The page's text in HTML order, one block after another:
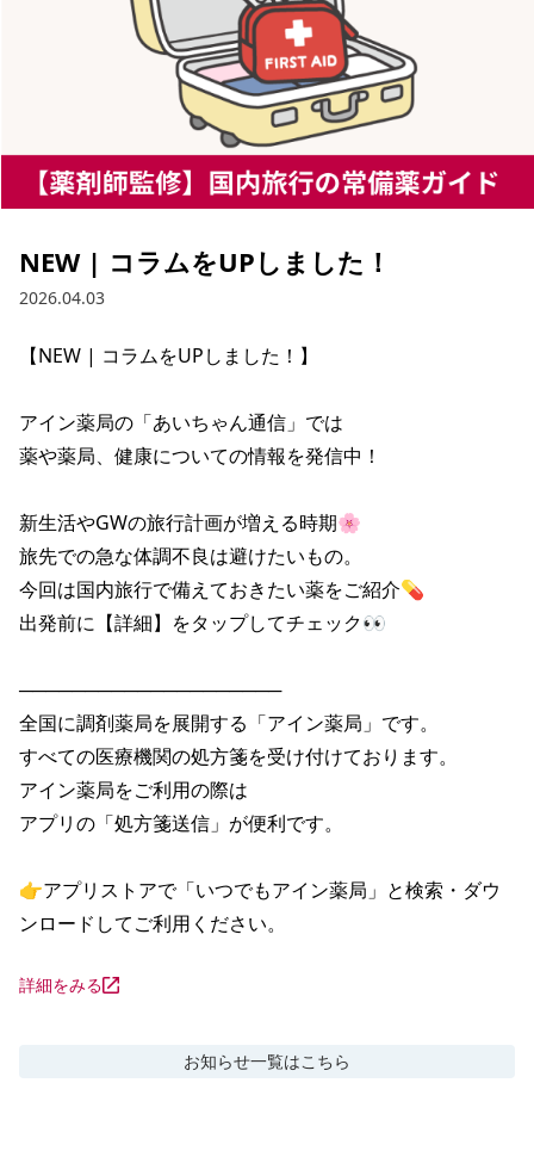
NEW | コラムをUPしました！
2026.04.03
【NEW | コラムをUPしました！】
アイン薬局の「あいちゃん通信」では
薬や薬局、健康についての情報を発信中！
新生活やGWの旅行計画が増える時期🌸
旅先での急な体調不良は避けたいもの。
今回は国内旅行で備えておきたい薬をご紹介💊
出発前に【詳細】をタップしてチェック👀
────────────────────
全国に調剤薬局を展開する「アイン薬局」です。
すべての医療機関の処方箋を受け付けております。
アイン薬局をご利用の際は
アプリの「処方箋送信」が便利です。
👉アプリストアで「いつでもアイン薬局」と検索・ダウ
ンロードしてご利用ください。
詳細をみる
お知らせ一覧はこちら